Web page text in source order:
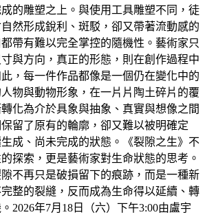
的雕塑之上。與使用工具雕塑不同，徒
然形成銳利、斑駁，卻又帶著流動感的
帶有難以完全掌控的隨機性。藝術家只
與方向，真正的形態，則在創作過程中
，每一件作品都像是一個仍在變化中的
物與動物形象，在一片片陶土碎片的覆
化為介於具象與抽象、真實與想像之間
留了原有的輪廓，卻又難以被明確定
成、尚未完成的狀態。《裂隙之生》不
探索，更是藝術家對生命狀態的思考。
不再只是破損留下的痕跡，而是一種新
整的裂縫，反而成為生命得以延續、轉
2026年7月18日（六）下午3:00由盧宇